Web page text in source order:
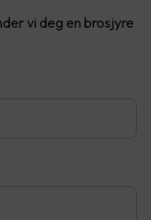
vi deg en brosjyre